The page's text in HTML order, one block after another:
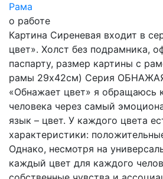
Рама
о работе
Картина Сиреневая входит в
цвет». Холст без подрамника,
паспарту, размер картины с
рамы 29х42см) Серия
«Обнажает цвет» я обращаюсь
человека через самый
язык – цвет. У каждого цвета
характеристики:
Однако, несмотря на
каждый цвет для каждого